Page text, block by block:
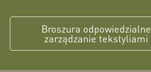
Broszura odpowiedzialne
zarządzanie tekstyliami